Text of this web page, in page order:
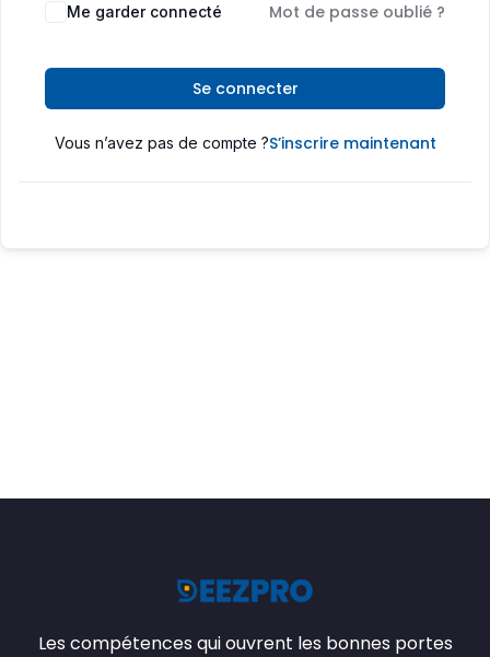
Me garder connecté Mot de passe oublié ?
Se connecter
Vous n’avez pas de compte ?S’inscrire maintenant
Les compétences qui ouvrent les bonnes portes